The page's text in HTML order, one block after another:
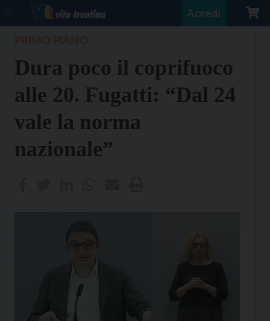
Accedi
Dura poco il coprifuoco
alle 20. Fugatti: “Dal 24
vale la norma
nazionale”